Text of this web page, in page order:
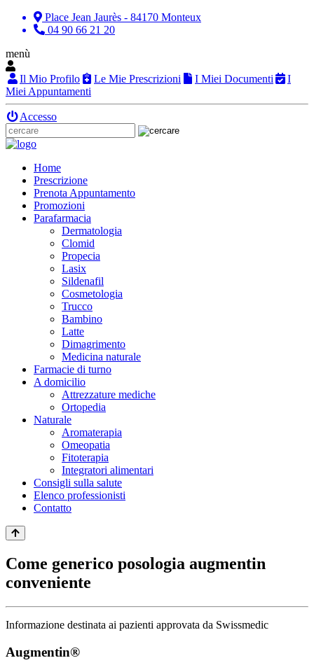
Place Jean Jaurès - 84170 Monteux
04 90 66 21 20
menù
Il Mio Profilo Le Mie Prescrizioni I Miei Documenti
I
Miei Appuntamenti
Accesso
Home
Prescrizione
Prenota Appuntamento
Promozioni
Parafarmacia
Dermatologia
Clomid
Propecia
Lasix
Sildenafil
Cosmetologia
Trucco
Bambino
Latte
Dimagrimento
Medicina naturale
Farmacie di turno
A domicilio
Attrezzature mediche
Ortopedia
Naturale
Aromaterapia
Omeopatia
Fitoterapia
Integratori alimentari
Consigli sulla salute
Elenco professionisti
Contatto
Come generico posologia augmentin
conveniente
Informazione destinata ai pazienti approvata da Swissmedic
Augmentin®